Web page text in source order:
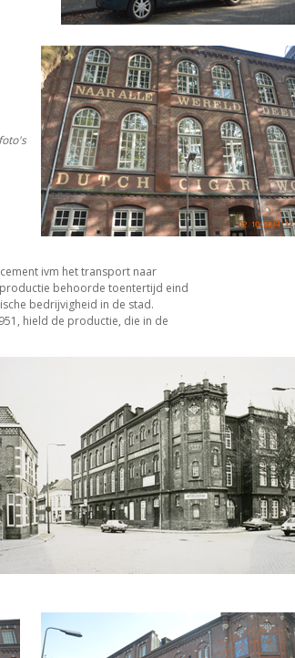
ivm het transport naar
behoorde toentertijd eind
bedrijvigheid in de stad.
hield de productie, die in de